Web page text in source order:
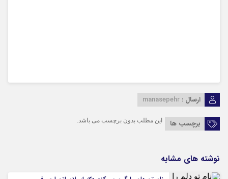
ارسال : manasepehr
برچسب ها این مطلب بدون برچسب می باشد.
نوشته های مشابه